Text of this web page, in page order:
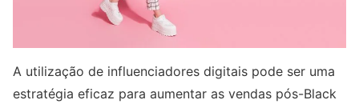
A utilização de influenciadores digitais pode ser uma
estratégia eficaz para aumentar as vendas pós-Black